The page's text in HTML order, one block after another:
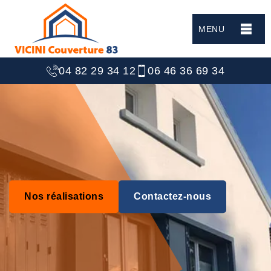
MENU
04 82 29 34 12 06 46 36 69 34
Nos réalisations Contactez-nous